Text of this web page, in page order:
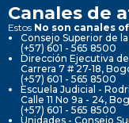
Canales de
Estos No son canales
Consejo Superior de
(+57) 601 - 565 8500
Dirección Ejecutiva
Carrera 7 # 27-18,
(+57) 601 - 565 8500
Escuela Judicial -
Calle 11 No 9a - 24,
(+57) 601 - 565 8500
Unidades - Consejo